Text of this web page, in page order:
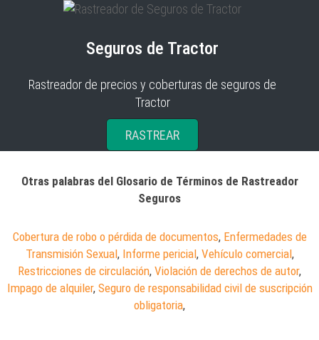
Seguros de Tractor
Rastreador de precios y coberturas de seguros de
Tractor
RASTREAR
Otras palabras del Glosario de Términos de Rastreador
Seguros
Cobertura de robo o pérdida de documentos, Enfermedades de
Transmisión Sexual, Informe pericial, Vehículo comercial,
Restricciones de circulación, Violación de derechos de autor,
Impago de alquiler, Seguro de responsabilidad civil de suscripción
obligatoria,